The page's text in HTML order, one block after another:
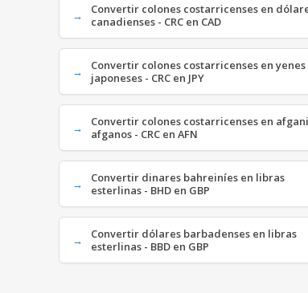
Convertir colones costarricenses en
canadienses - CRC en CAD
Convertir colones costarricenses en yenes
japoneses - CRC en JPY
Convertir colones costarricenses en
afganos - CRC en AFN
Convertir dinares bahreiníes en libras
esterlinas - BHD en GBP
Convertir dólares barbadenses en libras
esterlinas - BBD en GBP